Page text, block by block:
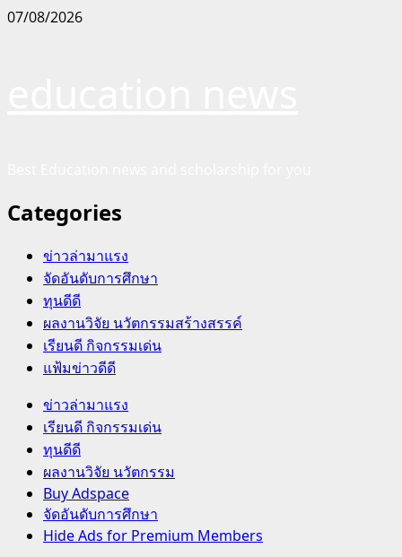
Skip
07/08/2026
Categories
ข่าวล่ามาแรง
จัดอันดับการศึกษา
ทุนดีดี
ผลงานวิจัย นวัตกรรมสร้างสรรค์
เรียนดี กิจกรรมเด่น
แฟ้มข่าวดีดี
Primary
Menu
ข่าวล่ามาแรง
เรียนดี กิจกรรมเด่น
ทุนดีดี
ผลงานวิจัย นวัตกรรม
Buy Adspace
จัดอันดับการศึกษา
Hide Ads for Premium Members